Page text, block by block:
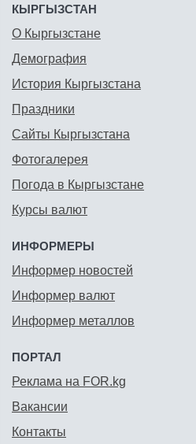
КЫРГЫЗСТАН
О Кыргызстане
Демография
История Кыргызстана
Праздники
Сайты Кыргызстана
Фотогалерея
Погода в Кыргызстане
Курсы валют
ИНФОРМЕРЫ
Информер новостей
Информер валют
Информер металлов
ПОРТАЛ
Реклама на FOR.kg
Вакансии
Контакты